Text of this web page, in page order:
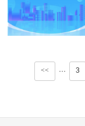
<< ··· 3